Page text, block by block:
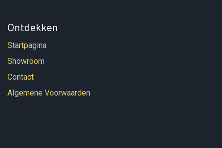
Ontdekken
Startpagina
Showroom
Contact
Algemene Voorwaarden